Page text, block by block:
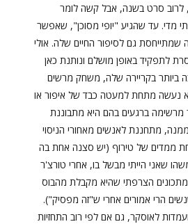
לרוב סרט בשנה, אבל קשה לומר
מדי. עד שהגיע "יופי מסוכן", שאפשר
שמתייחסת גם לסיפור החיים שלה. אולי
לתפקיד באופן מושלם ונותנת כאן
ביותר בקריירה שלה, משחק מרשים
מתחת למעטה כבד של איפור או
ברגעים בהם היא מתבוננת
מתחננת לאנשים מאחורי הניסוי
ממדים של טירוף (יש סצנה אחת בה
שאני הייתי מבשל בו, אחרי טורצ'ר
הצרפתי שהיא מקבלת מהבוס
הרי אמורים אחרי ש"זה מפסיק").
לאוסקר, גם אם לפי רוב התחזיות